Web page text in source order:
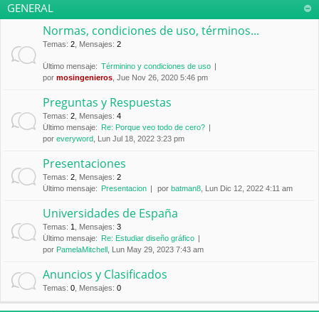
rá
d
GENERAL
Normas, condiciones de uso, términos...
Temas: 2 Mensajes: 2
Último mensaje: Términino y condiciones de uso
por mosingenieros , Jue Nov 26, 2020 5:46 pm
Preguntas y Respuestas
Temas: 2 Mensajes: 4
Último mensaje: Re: Porque veo todo de cero?
por everyword , Lun Jul 18, 2022 3:23 pm
Presentaciones
Temas: 2 Mensajes: 2
Último mensaje: Presentacion por batman8 , Lun Dic 12, 2022 4:11 am
Universidades de España
Temas: 1 Mensajes: 3
Último mensaje: Re: Estudiar diseño gráfico
por PamelaMitchell , Lun May 29, 2023 7:43 am
Anuncios y Clasificados
Temas: 0 Mensajes: 0